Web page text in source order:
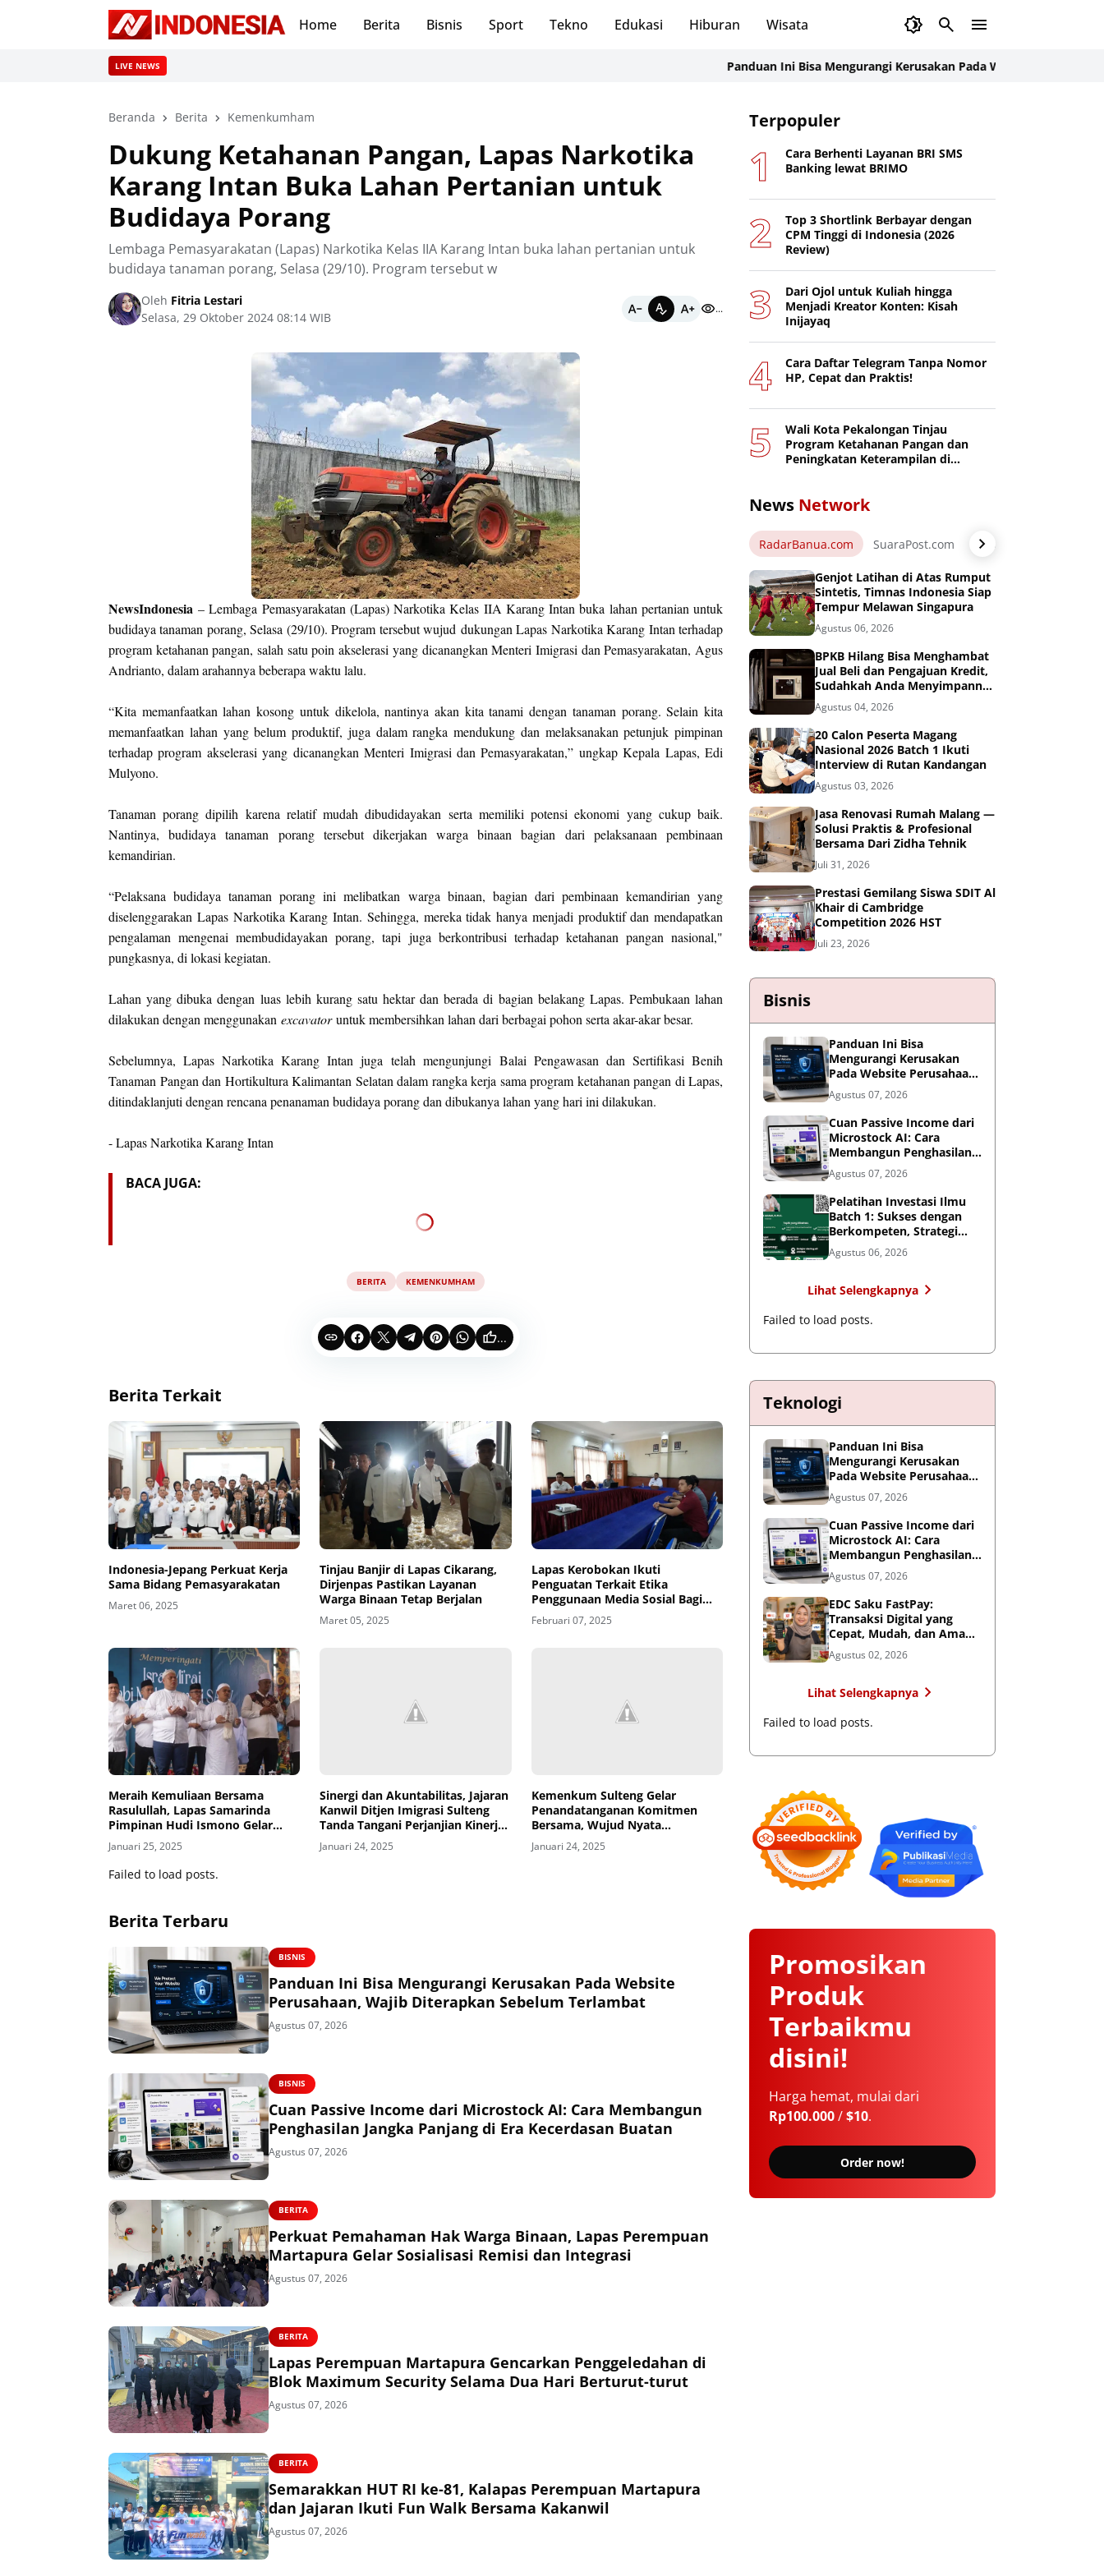
Home Berita Bisnis Sport Tekno Edukasi Hiburan Wisata
LIVE NEWS Panduan Ini Bisa Mengurangi Kerusakan Pada Website Perusahaan,
Beranda Berita Kemenkumham
Dukung Ketahanan Pangan, Lapas Narkotika
Karang Intan Buka Lahan Pertanian untuk
Budidaya Porang
Lembaga Pemasyarakatan (Lapas) Narkotika Kelas IIA Karang Intan buka lahan pertanian untuk
budidaya tanaman porang, Selasa (29/10). Program tersebut w
Oleh Fitria Lestari
Selasa, 29 Oktober 2024 08:14 WIB
...
NewsIndonesia – Lembaga Pemasyarakatan (Lapas) Narkotika Kelas IIA Karang Intan buka lahan pertanian untuk
budidaya tanaman porang, Selasa (29/10). Program tersebut wujud dukungan Lapas Narkotika Karang Intan terhadap
program ketahanan pangan, salah satu poin akselerasi yang dicanangkan Menteri Imigrasi dan Pemasyarakatan, Agus
Andrianto, dalam arahannya beberapa waktu lalu.
“Kita memanfaatkan lahan kosong untuk dikelola, nantinya akan kita tanami dengan tanaman porang. Selain kita
memanfaatkan lahan yang belum produktif, juga dalam rangka mendukung dan melaksanakan petunjuk pimpinan
terhadap program akselerasi yang dicanangkan Menteri Imigrasi dan Pemasyarakatan,” ungkap Kepala Lapas, Edi
Mulyono.
Tanaman porang dipilih karena relatif mudah dibudidayakan serta memiliki potensi ekonomi yang cukup baik.
Nantinya, budidaya tanaman porang tersebut dikerjakan warga binaan bagian dari pelaksanaan pembinaan
kemandirian.
“Pelaksana budidaya tanaman porang ini melibatkan warga binaan, bagian dari pembinaan kemandirian yang
diselenggarakan Lapas Narkotika Karang Intan. Sehingga, mereka tidak hanya menjadi produktif dan mendapatkan
pengalaman mengenai membudidayakan porang, tapi juga berkontribusi terhadap ketahanan pangan nasional,"
pungkasnya, di lokasi kegiatan.
Lahan yang dibuka dengan luas lebih kurang satu hektar dan berada di bagian belakang Lapas. Pembukaan lahan
dilakukan dengan menggunakan excavatoruntuk membersihkan lahan dari berbagai pohon serta akar-akar besar.
Sebelumnya, Lapas Narkotika Karang Intan juga telah mengunjungi Balai Pengawasan dan Sertifikasi Benih
Tanaman Pangan dan Hortikultura Kalimantan Selatan dalam rangka kerja sama program ketahanan pangan di Lapas,
ditindaklanjuti dengan rencana penanaman budidaya porang dan dibukanya lahan yang hari ini dilakukan.
- Lapas Narkotika Karang Intan
BACA JUGA:
BERITA KEMENKUMHAM
...
Berita Terkait
Indonesia-Jepang Perkuat Kerja
Sama Bidang Pemasyarakatan
Maret 06, 2025
Tinjau Banjir di Lapas Cikarang,
Dirjenpas Pastikan Layanan
Warga Binaan Tetap Berjalan
Maret 05, 2025
Lapas Kerobokan Ikuti
Penguatan Terkait Etika
Penggunaan Media Sosial Bagi
ASN Pemasyarakatan
Februari 07, 2025
Meraih Kemuliaan Bersama
Rasulullah, Lapas Samarinda
Pimpinan Hudi Ismono Gelar
Peringatan Isra Mi'raj 1446
Hijriah
Januari 25, 2025
Sinergi dan Akuntabilitas, Jajaran
Kanwil Ditjen Imigrasi Sulteng
Tanda Tangani Perjanjian Kinerja
dan Zona Integritas
Januari 24, 2025
Kemenkum Sulteng Gelar
Penandatanganan Komitmen
Bersama, Wujud Nyata
Pembangunan Zona Integritas
Januari 24, 2025
Failed to load posts.
Berita Terbaru
BISNIS
Panduan Ini Bisa Mengurangi Kerusakan Pada Website
Perusahaan, Wajib Diterapkan Sebelum Terlambat
Agustus 07, 2026
BISNIS
Cuan Passive Income dari Microstock AI: Cara Membangun
Penghasilan Jangka Panjang di Era Kecerdasan Buatan
Agustus 07, 2026
BERITA
Perkuat Pemahaman Hak Warga Binaan, Lapas Perempuan
Martapura Gelar Sosialisasi Remisi dan Integrasi
Agustus 07, 2026
BERITA
Lapas Perempuan Martapura Gencarkan Penggeledahan di
Blok Maximum Security Selama Dua Hari Berturut-turut
Agustus 07, 2026
BERITA
Semarakkan HUT RI ke-81, Kalapas Perempuan Martapura
dan Jajaran Ikuti Fun Walk Bersama Kakanwil
Agustus 07, 2026
Terpopuler
Cara Berhenti Layanan BRI SMS
Banking lewat BRIMO
Top 3 Shortlink Berbayar dengan
CPM Tinggi di Indonesia (2026
Review)
Dari Ojol untuk Kuliah hingga
Menjadi Kreator Konten: Kisah
Inijayaq
Cara Daftar Telegram Tanpa Nomor
HP, Cepat dan Praktis!
Wali Kota Pekalongan Tinjau
Program Ketahanan Pangan dan
Peningkatan Keterampilan di
News Network
RadarBanua.com SuaraPost.com NarasiNews.com
Genjot Latihan di Atas Rumput
Sintetis, Timnas Indonesia Siap
Tempur Melawan Singapura
Agustus 06, 2026
BPKB Hilang Bisa Menghambat
Jual Beli dan Pengajuan Kredit,
Sudahkah Anda Menyimpannya
di Brankas BPKB?
Agustus 04, 2026
20 Calon Peserta Magang
Nasional 2026 Batch 1 Ikuti
Interview di Rutan Kandangan
Agustus 03, 2026
Jasa Renovasi Rumah Malang —
Solusi Praktis & Profesional
Bersama Dari Zidha Tehnik
Juli 31, 2026
Prestasi Gemilang Siswa SDIT Al
Khair di Cambridge
Competition 2026 HST
Juli 23, 2026
Bisnis
Panduan Ini Bisa
Mengurangi Kerusakan
Pada Website Perusahaan,
Wajib Diterapkan Sebelum
Terlambat
Agustus 07, 2026
Cuan Passive Income dari
Microstock AI: Cara
Membangun Penghasilan
Jangka Panjang di Era
Kecerdasan Buatan
Agustus 07, 2026
Pelatihan Investasi Ilmu
Batch 1: Sukses dengan
Berkompeten, Strategi
Meningkatkan Daya Saing
di Era AI dan Persaingan
Agustus 06, 2026
Lihat Selengkapnya
Failed to load posts.
Teknologi
Panduan Ini Bisa
Mengurangi Kerusakan
Pada Website Perusahaan,
Wajib Diterapkan Sebelum
Terlambat
Agustus 07, 2026
Cuan Passive Income dari
Microstock AI: Cara
Membangun Penghasilan
Jangka Panjang di Era
Kecerdasan Buatan
Agustus 07, 2026
EDC Saku FastPay:
Transaksi Digital yang
Cepat, Mudah, dan Aman
untuk Bisnis
Agustus 02, 2026
Lihat Selengkapnya
Failed to load posts.
Promosikan
Produk
Terbaikmu
disini!
Harga hemat, mulai dari
Rp100.000/$10.
Order now!